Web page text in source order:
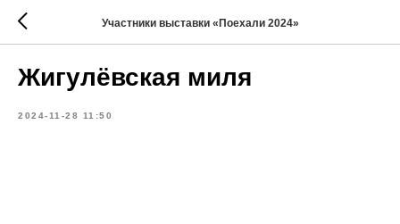
Участники выставки «Поехали 2024»
Жигулёвская миля
2024-11-28 11:50